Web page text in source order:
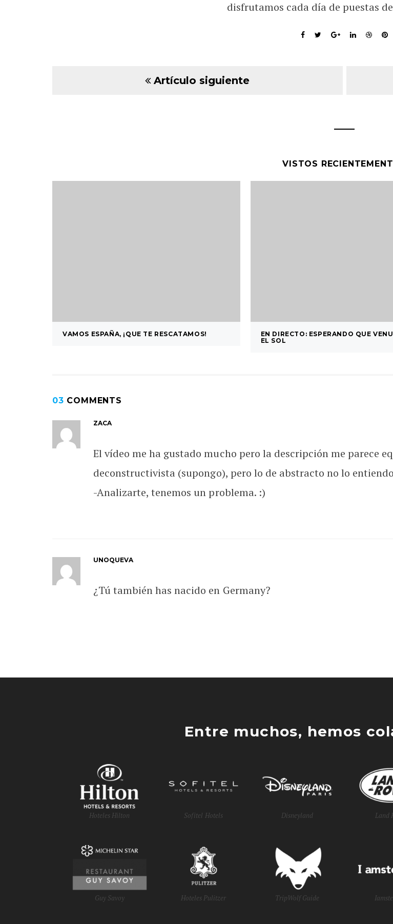
disfrutamos cada día de puestas
Artículo siguiente
VISTOS
VAMOS ESPAÑA, ¡QUE TE RESCATAMOS!
EN DIRECTO: ESPERANDO QUE
EL SOL
03 COMMENTS
ZACA
El vídeo me ha gustado mucho pero la descripción me parece
deconstructivista (supongo), pero lo de abstracto no lo
-Analizarte, tenemos un problema. :)
UNOQUEVA
¿Tú también has nacido en Germany?
Entre muchos, hemos
Hoteles Hilton Sofitel Hotels Disneyland Land
Guy Savoy Hoteles Pulitzer TripWolf Guide